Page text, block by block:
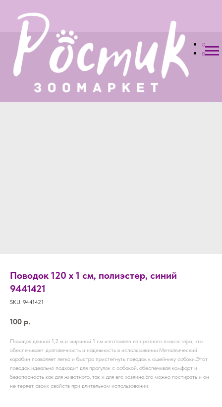
Поводок 120 х 1 см, полиэстер, синий
9441421
SKU: 9441421
100 р.
Поводок длиной 1,2 м и шириной 1 см изготовлен из прочного полиэстера, что
обеспечивает долговечность и надежность в использовании.Металлический
карабин позволяет легко и быстро пристегнуть поводок к ошейнику собаки.Этот
поводок идеально подходит для прогулок с собакой, обеспечивая комфорт и
безопасность как для животного, так и для его хозяина.Его можно постирать и он
не теряет своих свойств при длительном использовании.